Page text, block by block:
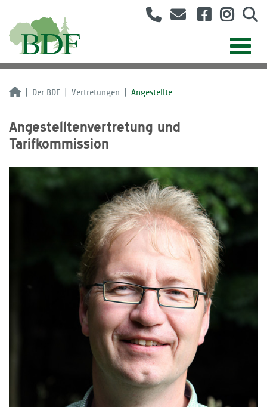
Der BDF Vertretungen Angestellte
Angestelltenvertretung und
Tarifkommission